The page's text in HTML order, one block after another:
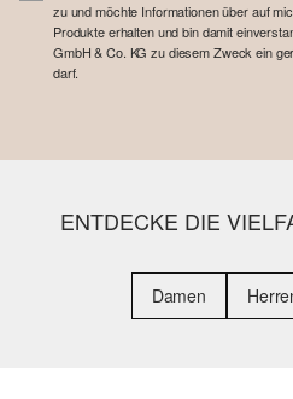
zu und möchte Informationen über auf
Produkte erhalten und bin damit
GmbH & Co. KG zu diesem Zweck ein
darf.
ENTDECKE DIE
Damen